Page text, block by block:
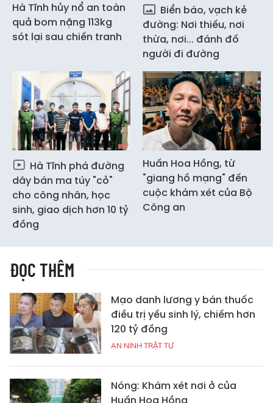
Hà Tĩnh hủy nổ an toàn
quả bom nặng 113kg
sót lại sau chiến tranh
Biển báo, vạch kẻ
đường: Nơi thiếu, nơi
thừa, nơi... đánh đố
người đi đường
Hà Tĩnh phá đường
dây bán ma túy "cỏ"
cho công nhân, học
sinh, giao dịch hơn 10 tỷ
đồng
Huấn Hoa Hồng, từ
"giang hồ mạng" đến
cuộc khám xét của Bộ
Công an
ĐỌC THÊM
Mạo danh lương y bán thuốc
điều trị yếu sinh lý, chiếm hơn
120 tỷ đồng
AN NINH TRẬT TỰ
Nóng: Khám xét nơi ở của
Huấn Hoa Hồng